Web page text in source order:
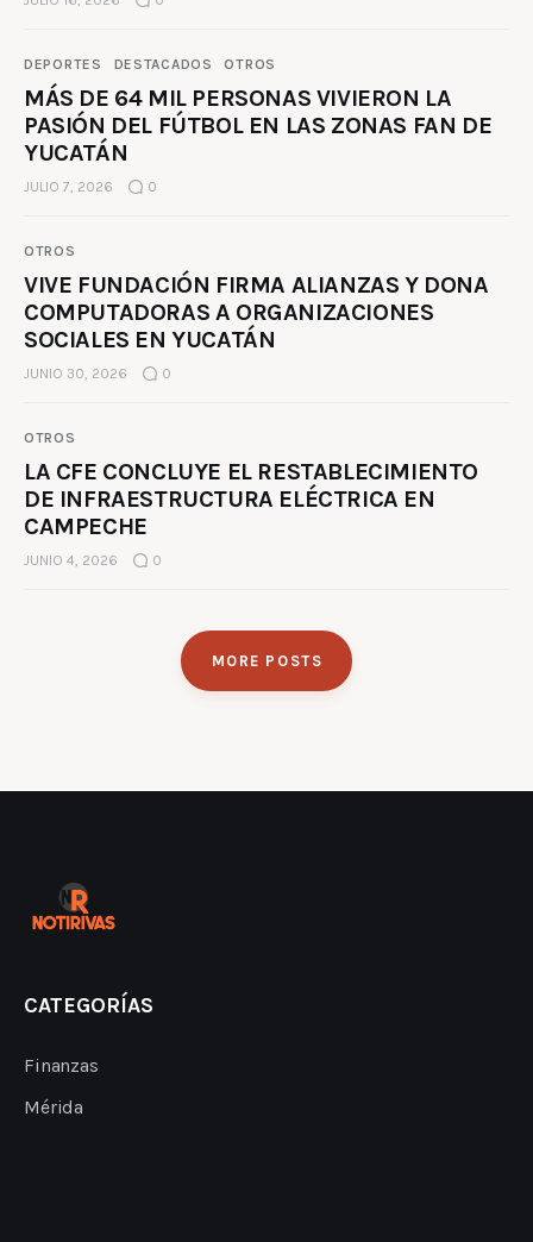
DEPORTES DESTACADOS OTROS
MÁS DE 64 MIL PERSONAS VIVIERON LA
PASIÓN DEL FÚTBOL EN LAS ZONAS FAN DE
YUCATÁN
JULIO 7, 2026 0
OTROS
VIVE FUNDACIÓN FIRMA ALIANZAS Y DONA
COMPUTADORAS A ORGANIZACIONES
SOCIALES EN YUCATÁN
JUNIO 30, 2026 0
OTROS
LA CFE CONCLUYE EL RESTABLECIMIENTO
DE INFRAESTRUCTURA ELÉCTRICA EN
CAMPECHE
JUNIO 4, 2026 0
MORE POSTS
CATEGORÍAS
Finanzas
Mérida